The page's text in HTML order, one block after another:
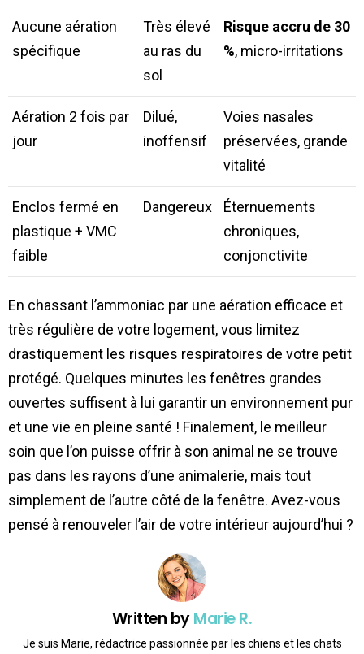
Aucune aération
spécifique
Très élevé
au ras du
sol
Risque accru de 30
%, micro-irritations
Aération 2 fois par
jour
Dilué,
inoffensif
Voies nasales
préservées, grande
vitalité
Enclos fermé en
plastique + VMC
faible
Dangereux
Éternuements
chroniques,
conjonctivite
En chassant l’ammoniac par une aération efficace et
très régulière de votre logement, vous limitez
drastiquement les risques respiratoires de votre petit
protégé. Quelques minutes les fenêtres grandes
ouvertes suffisent à lui garantir un environnement pur
et une vie en pleine santé ! Finalement, le meilleur
soin que l’on puisse offrir à son animal ne se trouve
pas dans les rayons d’une animalerie, mais tout
simplement de l’autre côté de la fenêtre. Avez-vous
pensé à renouveler l’air de votre intérieur aujourd’hui ?
Written byMarie R.
Je suis Marie, rédactrice passionnée par les chiens et les chats